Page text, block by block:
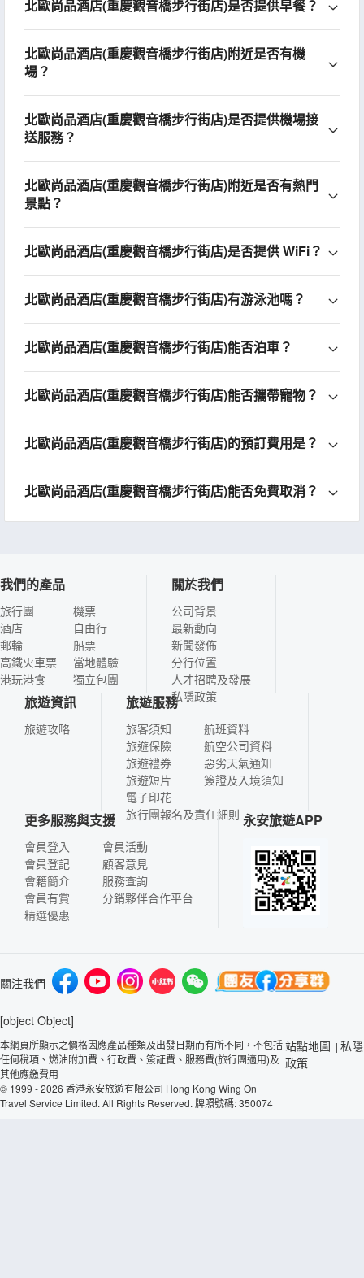
北歐尚品酒店(重慶觀音橋步行街店)是否提供早餐？
北歐尚品酒店(重慶觀音橋步行街店)附近是否有機
場？
北歐尚品酒店(重慶觀音橋步行街店)是否提供機場接
送服務？
北歐尚品酒店(重慶觀音橋步行街店)附近是否有熱門
景點？
北歐尚品酒店(重慶觀音橋步行街店)是否提供 WiFi？
北歐尚品酒店(重慶觀音橋步行街店)有游泳池嗎？
北歐尚品酒店(重慶觀音橋步行街店)能否泊車？
北歐尚品酒店(重慶觀音橋步行街店)能否攜帶寵物？
北歐尚品酒店(重慶觀音橋步行街店)的預訂費用是？
北歐尚品酒店(重慶觀音橋步行街店)能否免費取消？
我們的產品
旅行團
酒店
郵輪
高鐵火車票
港玩港食
機票
自由行
船票
當地體驗
獨立包團
關於我們
公司背景
最新動向
新聞發佈
分行位置
人才招聘及發展
私隱政策
旅遊資訊
旅遊攻略
旅遊服務
旅客須知
旅遊保險
旅遊禮券
旅遊短片
電子印花
航班資料
航空公司資料
惡劣天氣通知
簽證及入境須知
旅行團報名及責任細則
更多服務與支援
會員登入
會員登記
會籍簡介
會員有賞
精選優惠
會員活動
顧客意見
服務查詢
分銷夥伴合作平台
永安旅遊APP
關注我們
[object Object]
本網頁所顯示之價格因應產品種類及出發日期而有所不同，不包括
任何稅項、燃油附加費、行政費、簽証費、服務費(旅行團適用)及
其他應繳費用
© 1999 - 2026 香港永安旅遊有限公司 Hong Kong Wing On
Travel Service Limited. All Rights Reserved. 牌照號碼: 350074
站點地圖 | 私隱
政策